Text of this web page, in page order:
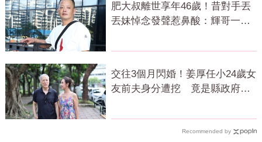
肥大叔離世享年46歲！昔對手丟
丟妹悼念發聲惹鼻酸：輝哥一路
交往3個月閃婚！姜厚任小24歲女
友前夫身分遭挖 竟是縣政府高
Recommended by